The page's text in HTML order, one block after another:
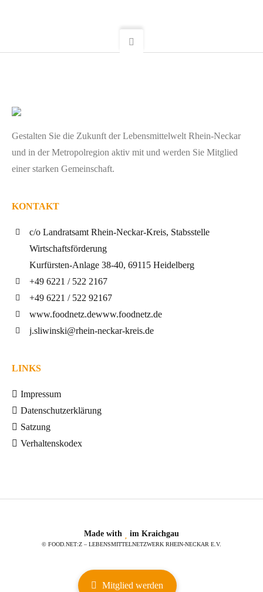
Gestalten Sie die Zukunft der Lebensmittelwelt Rhein-Neckar
und in der Metropolregion aktiv mit und werden Sie Mitglied
einer starken Gemeinschaft.
KONTAKT
c/o Landratsamt Rhein-Neckar-Kreis, Stabsstelle
Wirtschaftsförderung
Kurfürsten-Anlage 38-40, 69115 Heidelberg
+49 6221 / 522 2167
+49 6221 / 522 92167
www.foodnetz.dewww.foodnetz.de
j.sliwinski@rhein-neckar-kreis.de
LINKS
Impressum
Datenschutzerklärung
Satzung
Verhaltenskodex
Mitglied werden
Made with im Kraichgau
© FOOD.NET:Z – LEBENSMITTELNETZWERK RHEIN-NECKAR E.V.